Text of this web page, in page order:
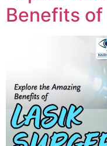
Benefits